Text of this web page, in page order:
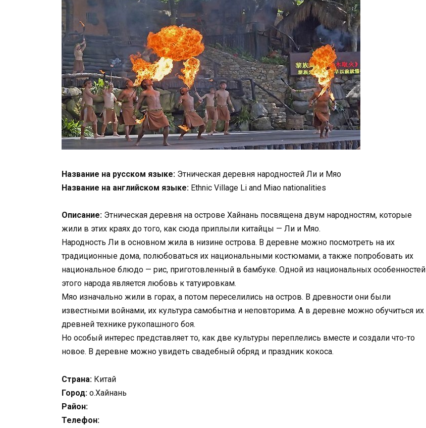
Название на русском языке: Этническая деревня народностей Ли и Мяо
Название на английском языке: Ethnic Village Li and Miao nationalities
Описание: Этническая деревня на острове Хайнань посвящена двум народностям, которые
жили в этих краях до того, как сюда приплыли китайцы — Ли и Мяо.
Народность Ли в основном жила в низине острова. В деревне можно посмотреть на их
традиционные дома, полюбоваться их национальными костюмами, а также попробовать их
национальное блюдо — рис, приготовленный в бамбуке. Одной из национальных особенностей
этого народа является любовь к татуировкам.
Мяо изначально жили в горах, а потом переселились на остров. В древности они были
известными войнами, их культура самобытна и неповторима. А в деревне можно обучиться их
древней технике рукопашного боя.
Но особый интерес представляет то, как две культуры переплелись вместе и создали что-то
новое. В деревне можно увидеть свадебный обряд и праздник кокоса.
Страна: Китай
Город: о.Хайнань
Район:
Телефон: